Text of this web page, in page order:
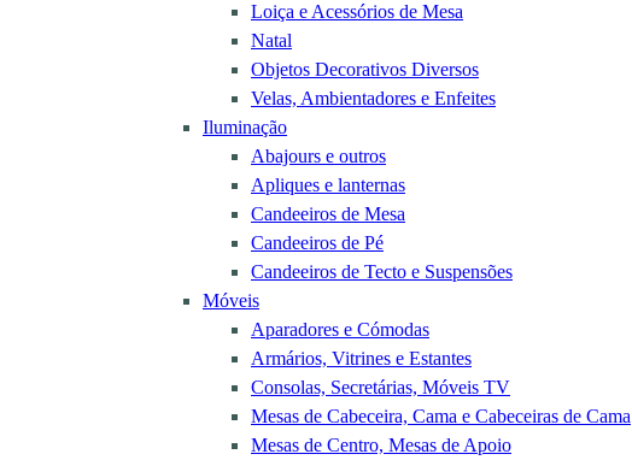
Loiça e Acessórios de Mesa
Natal
Objetos Decorativos Diversos
Velas, Ambientadores e Enfeites
Iluminação
Abajours e outros
Apliques e lanternas
Candeeiros de Mesa
Candeeiros de Pé
Candeeiros de Tecto e Suspensões
Móveis
Aparadores e Cómodas
Armários, Vitrines e Estantes
Consolas, Secretárias, Móveis TV
Mesas de Cabeceira, Cama e Cabeceiras de Cama
Mesas de Centro, Mesas de Apoio